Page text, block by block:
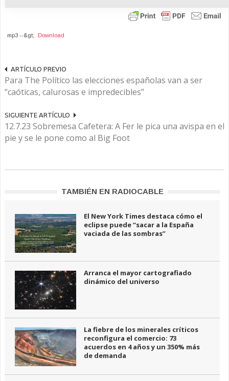
mp3 --&gt; Download
ARTÍCULO PREVIO
Para The Político las elecciones españolas van a ser
“caóticas, calurosas e impredecibles”
SIGUIENTE ARTÍCULO
12.7.23 Sobremesa Cafetera: A Fer le pica una avispa en el
pie y se le pone como al Big Foot
TAMBIÉN EN RADIOCABLE
El New York Times destaca cómo el
eclipse puede “sacar a la España
vaciada de las sombras”
Arranca el mayor cartografiado
dinámico del universo
La fiebre de los minerales críticos
reconfigura el comercio: 73
acuerdos en 4 años y un 350% más
de demanda